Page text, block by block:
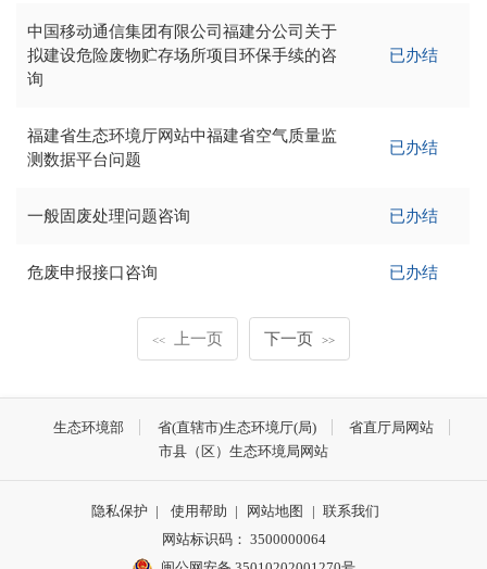
中国移动通信集团有限公司福建分公司关于
拟建设危险废物贮存场所项目环保手续的咨
询
已办结
福建省生态环境厅网站中福建省空气质量监
测数据平台问题
已办结
一般固废处理问题咨询 已办结
危废申报接口咨询 已办结
<< 上一页 下一页 >>
生态环境部 省(直辖市)生态环境厅(局)
省直厅局网站
市县（区）生态环境局网站
隐私保护 | 使用帮助 | 网站地图 | 联系我们
网站标识码： 3500000064